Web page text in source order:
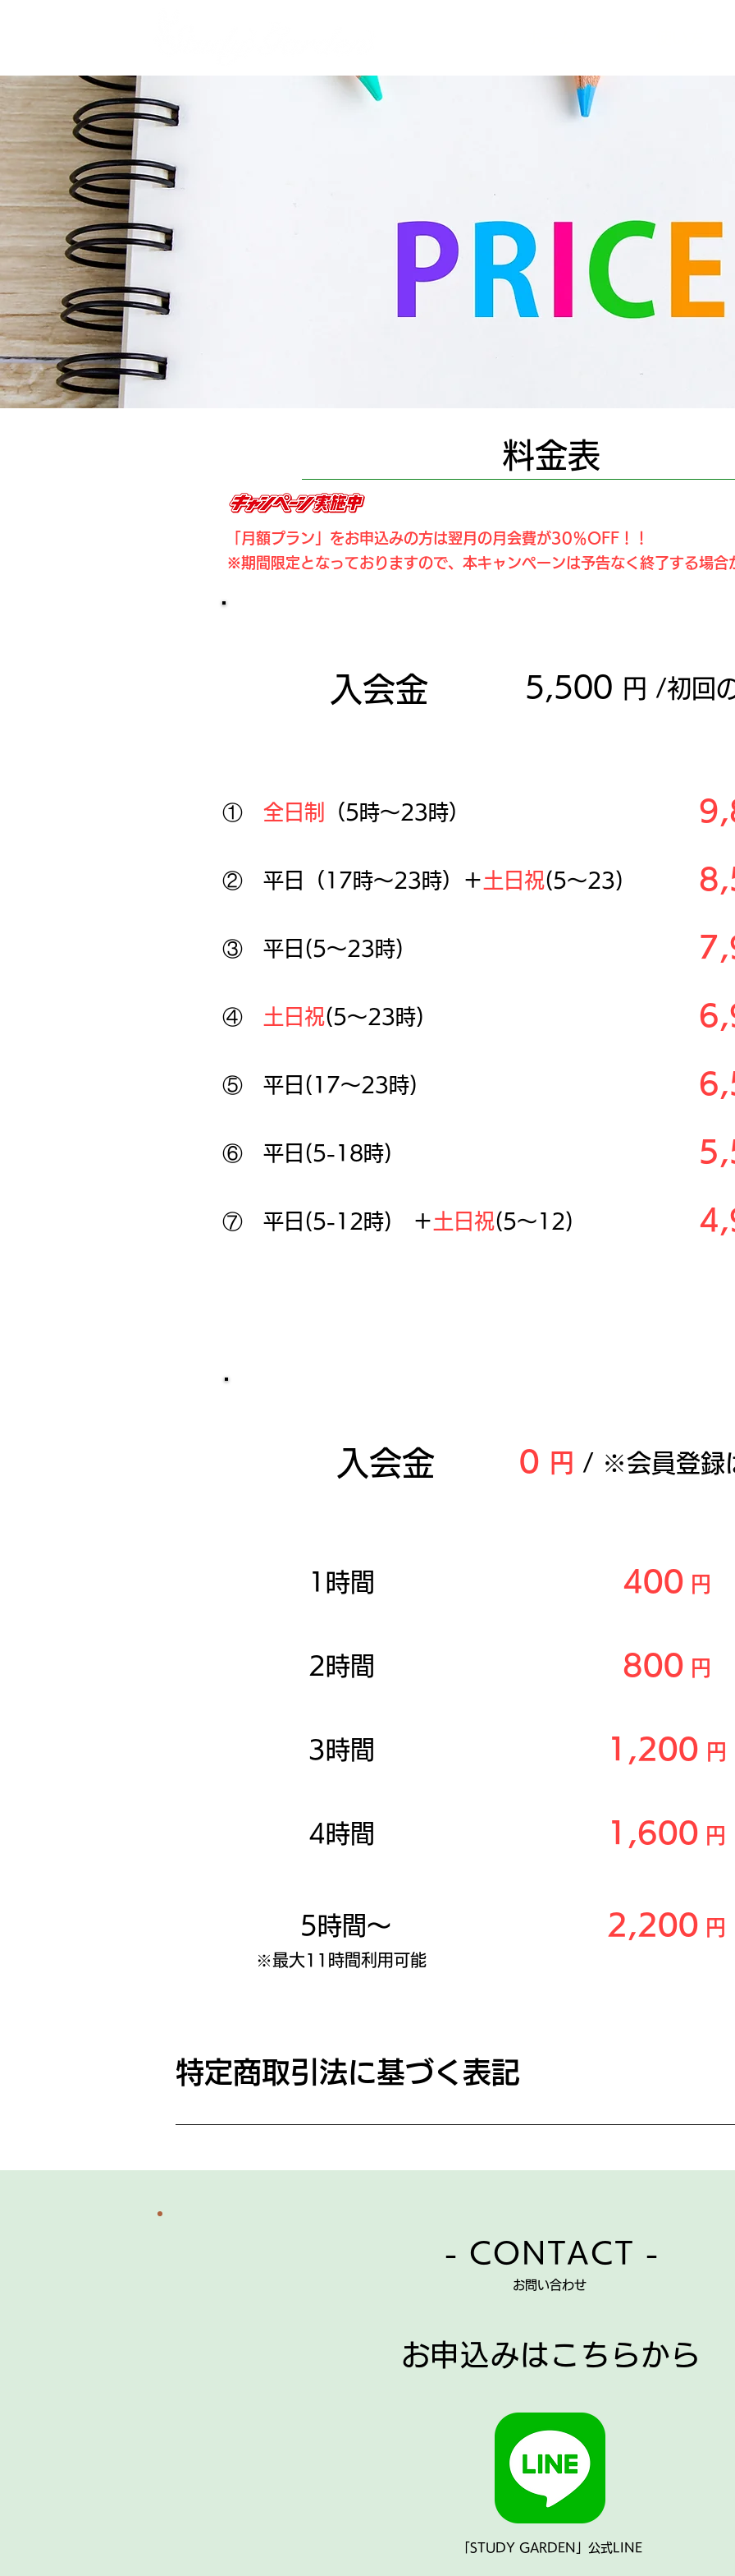
料金表
「月額プラン」をお申込みの方は翌月の月会費が30％OFF！！
※期間限定となっておりますので、本キャンペーンは予告なく終了する場合
入会金 ​5,500 円 /初回
① 全日制 （5時～23時）
② 平日（17時～23時）＋ 土日祝(5～23)
③ 平日(5～23時)
④ 土日祝(5～23時)
⑤ 平日(17～23時)
⑥ 平日(5-18時)
⑦ 平日(5-12時) ＋ 土日祝(5～12)
5時間～ ​​​​2,200 円
※最大11時間利用可能
入会金 0 円 / ※会員登録
1時間 400 円
2時間 800 円
3時間 1,200 ​ 円
4時間 1,600 ​円
特定商取引法に基づく表記
●販売業者 ESL Lab 株式会社 ●代表責任者 清水 江津 ●所在地 ​愛知県小牧市大字文津79​0番地1 ●
- CONTACT -
​お問い合わせ
​お申込みはこちらから
「STUDY GARDEN」公式LINE